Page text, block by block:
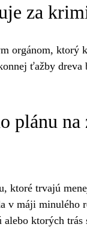
za
orgánom, ktorý
ťažby
plánu
ktoré trvajú
v máji
ktorých trás